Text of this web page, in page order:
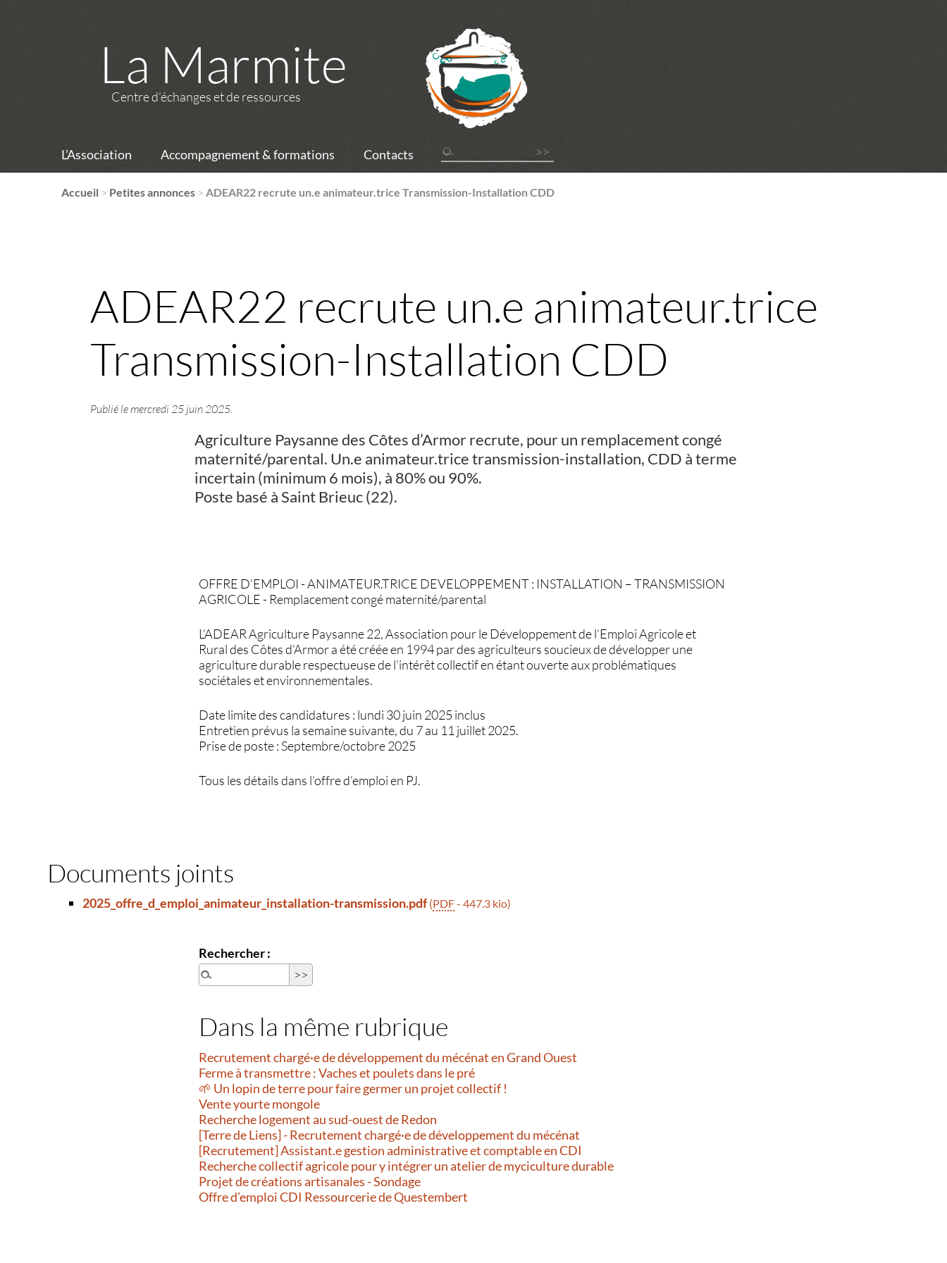
La Marmite
Centre d’échanges et de ressources
L’Association Accompagnement & formations Contacts
Accueil > Petites annonces >ADEAR22 recrute un.e animateur.trice Transmission-Installation CDD
ADEAR22 recrute un.e animateur.trice
Transmission-Installation CDD
Publié le mercredi 25 juin 2025.
Agriculture Paysanne des Côtes d’Armor recrute, pour un remplacement congé
maternité/parental. Un.e animateur.trice transmission-installation, CDD à terme
incertain (minimum 6 mois), à 80% ou 90%.
Poste basé à Saint Brieuc (22).
OFFRE D’EMPLOI - ANIMATEUR.TRICE DEVELOPPEMENT : INSTALLATION – TRANSMISSION
AGRICOLE - Remplacement congé maternité/parental
L’ADEAR Agriculture Paysanne 22, Association pour le Développement de l’Emploi Agricole et
Rural des Côtes d’Armor a été créée en 1994 par des agriculteurs soucieux de développer une
agriculture durable respectueuse de l’intérêt collectif en étant ouverte aux problématiques
sociétales et environnementales.
Date limite des candidatures : lundi 30 juin 2025 inclus
Entretien prévus la semaine suivante, du 7 au 11 juillet 2025.
Prise de poste : Septembre/octobre 2025
Tous les détails dans l’offre d’emploi en PJ.
Documents joints
2025_offre_d_emploi_animateur_installation-transmission.pdf(PDF-447.3 kio)
Rechercher :
Dans la même rubrique
Recrutement chargé·e de développement du mécénat en Grand Ouest
Ferme à transmettre : Vaches et poulets dans le pré
🌱 Un lopin de terre pour faire germer un projet collectif !
Vente yourte mongole
Recherche logement au sud-ouest de Redon
[Terre de Liens] - Recrutement chargé·e de développement du mécénat
[Recrutement] Assistant.e gestion administrative et comptable en CDI
Recherche collectif agricole pour y intégrer un atelier de myciculture durable
Projet de créations artisanales - Sondage
Offre d’emploi CDI Ressourcerie de Questembert